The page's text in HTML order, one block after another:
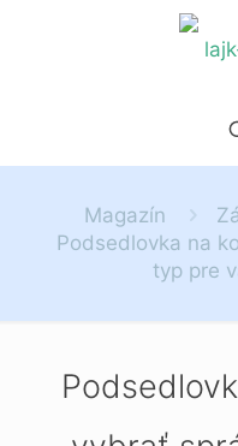
Magazín
Podsedlovka na
typ pre